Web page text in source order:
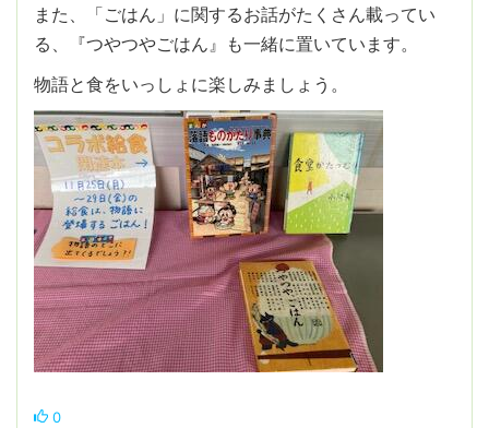
また、「ごはん」に関するお話がたくさん載ってい
る、『つやつやごはん』も一緒に置いています。
物語と食をいっしょに楽しみましょう。
0